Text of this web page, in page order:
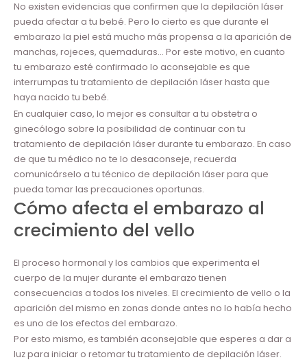
No existen evidencias que confirmen que la depilación láser
pueda afectar a tu bebé. Pero lo cierto es que durante el
embarazo la piel está mucho más propensa a la aparición de
manchas, rojeces, quemaduras… Por este motivo, en cuanto
tu embarazo esté confirmado lo aconsejable es que
interrumpas tu tratamiento de depilación láser hasta que
haya nacido tu bebé.
En cualquier caso, lo mejor es consultar a tu obstetra o
ginecólogo sobre la posibilidad de continuar con tu
tratamiento de depilación láser durante tu embarazo. En caso
de que tu médico no te lo desaconseje, recuerda
comunicárselo a tu técnico de depilación láser para que
pueda tomar las precauciones oportunas.
Cómo afecta el embarazo al
crecimiento del vello
El proceso hormonal y los cambios que experimenta el
cuerpo de la mujer durante el embarazo tienen
consecuencias a todos los niveles. El crecimiento de vello o la
aparición del mismo en zonas donde antes no lo había hecho
es uno de los efectos del embarazo.
Por esto mismo, es también aconsejable que esperes a dar a
luz para iniciar o retomar tu tratamiento de depilación láser.